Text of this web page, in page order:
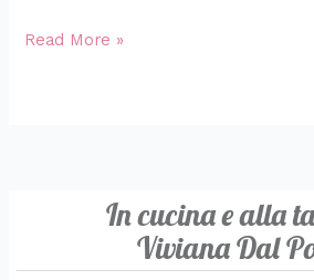
Read More »
In cucina e alla
Viviana Dal